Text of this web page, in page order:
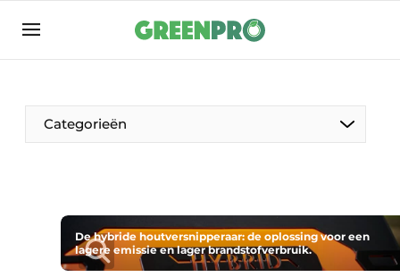
Aanmelden
Bedrijven
Contact
Groen in de zorg
Home
Categorieën
De hybride houtversnipperaar: de oplossing voor een
lagere emissie en lager brandstofverbruik.